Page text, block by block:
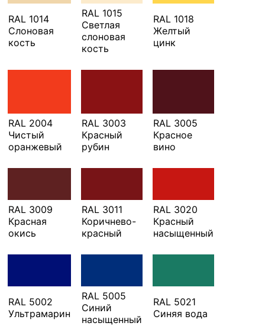
RAL 1014
Слоновая
кость
RAL 1015
Светлая
слоновая
кость
RAL 1018
Желтый
цинк
RAL 2004
Чистый
оранжевый
RAL 3003
Красный
рубин
RAL 3005
Красное
вино
RAL 3009
Красная
окись
RAL 3011
Коричнево-
красный
RAL 3020
Красный
насыщенный
RAL 5002
Ультрамарин
RAL 5005
Синий
насыщенный
RAL 5021
Синяя вода